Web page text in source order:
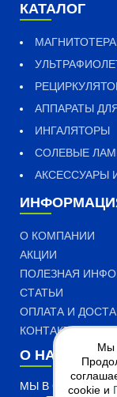
Мы
cookie и
КАТАЛОГ
АППАРАТЫ
ИНГАЛЯТОРЫ
СОЛЕВЫЕ
АКСЕССУАРЫ
О КОМПАНИИ
АКЦИИ
ПОЛЕЗНАЯ
СТАТЬИ
ОПЛАТА И
КОНТАКТЫ
О НАС
МЫ В